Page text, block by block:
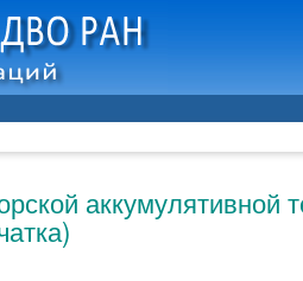
аккумулятивной